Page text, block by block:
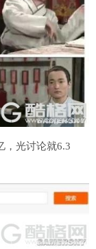
，光讨论就6.3